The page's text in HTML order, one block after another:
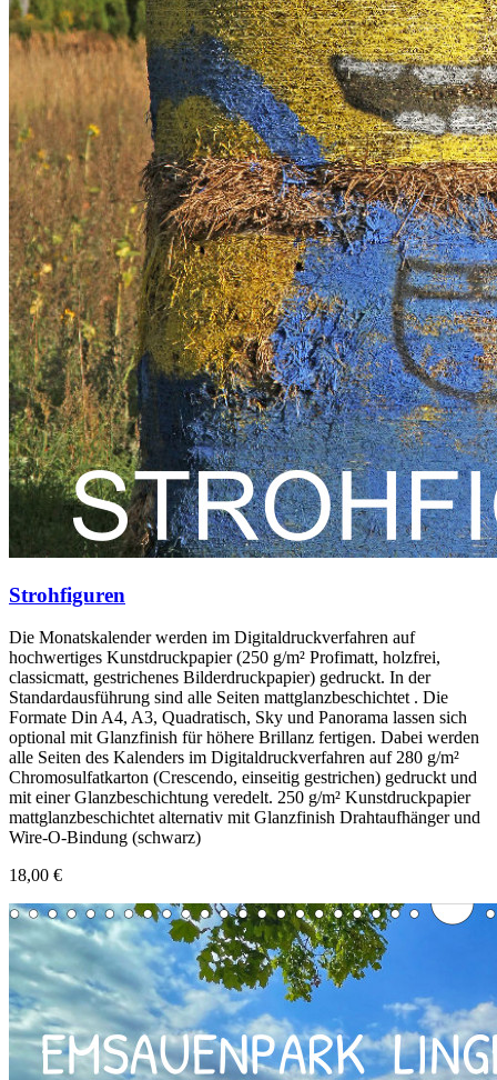
Strohfiguren
Die Monatskalender werden im Digitaldruckverfahren auf
hochwertiges Kunstdruckpapier (250 g/m² Profimatt, holzfrei,
classicmatt, gestrichenes Bilderdruckpapier) gedruckt. In der
Standardausführung sind alle Seiten mattglanzbeschichtet . Die
Formate Din A4, A3, Quadratisch, Sky und Panorama lassen sich
optional mit Glanzfinish für höhere Brillanz fertigen. Dabei werden
alle Seiten des Kalenders im Digitaldruckverfahren auf 280 g/m²
Chromosulfatkarton (Crescendo, einseitig gestrichen) gedruckt und
mit einer Glanzbeschichtung veredelt. 250 g/m² Kunstdruckpapier
mattglanzbeschichtet alternativ mit Glanzfinish Drahtaufhänger und
Wire-O-Bindung (schwarz)
18,00 €